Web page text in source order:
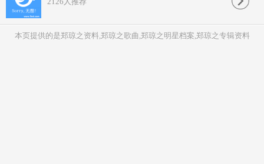
本页提供的是郑琼之资料,郑琼之歌曲,郑琼之明星档案,郑琼之专辑资料